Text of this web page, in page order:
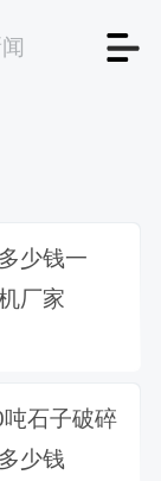
少钱一
厂家
石子破碎
少钱